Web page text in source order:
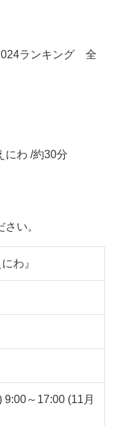
ランキング 全
えにわ /約30分
い。
わ』
～17:00 (11月